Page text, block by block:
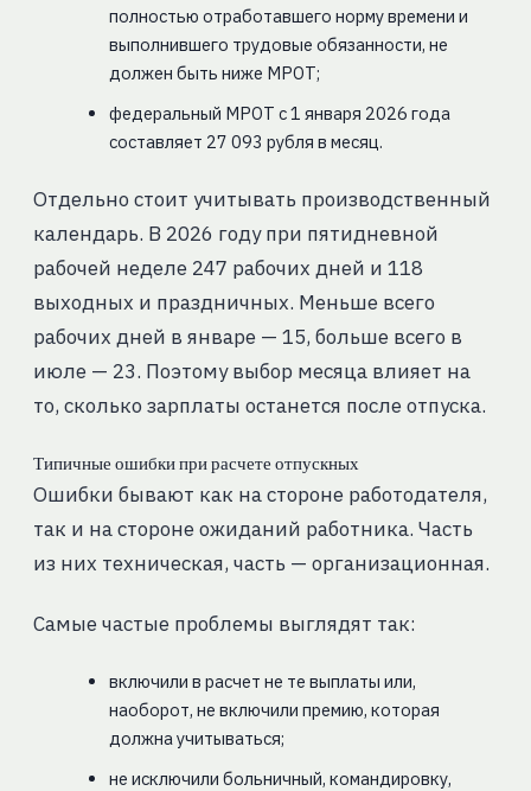
полностью отработавшего норму времени и
выполнившего трудовые обязанности, не
должен быть ниже МРОТ;
федеральный МРОТ с 1 января 2026 года
составляет 27 093 рубля в месяц.
Отдельно стоит учитывать производственный
календарь. В 2026 году при пятидневной
рабочей неделе 247 рабочих дней и 118
выходных и праздничных. Меньше всего
рабочих дней в январе — 15, больше всего в
июле — 23. Поэтому выбор месяца влияет на
то, сколько зарплаты останется после отпуска.
Типичные ошибки при расчете отпускных
Ошибки бывают как на стороне работодателя,
так и на стороне ожиданий работника. Часть
из них техническая, часть — организационная.
Самые частые проблемы выглядят так:
включили в расчет не те выплаты или,
наоборот, не включили премию, которая
должна учитываться;
не исключили больничный, командировку,